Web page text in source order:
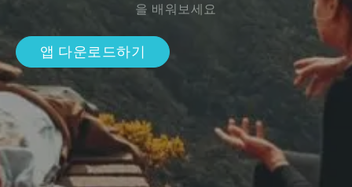
을 배워보세요
앱 다운로드하기